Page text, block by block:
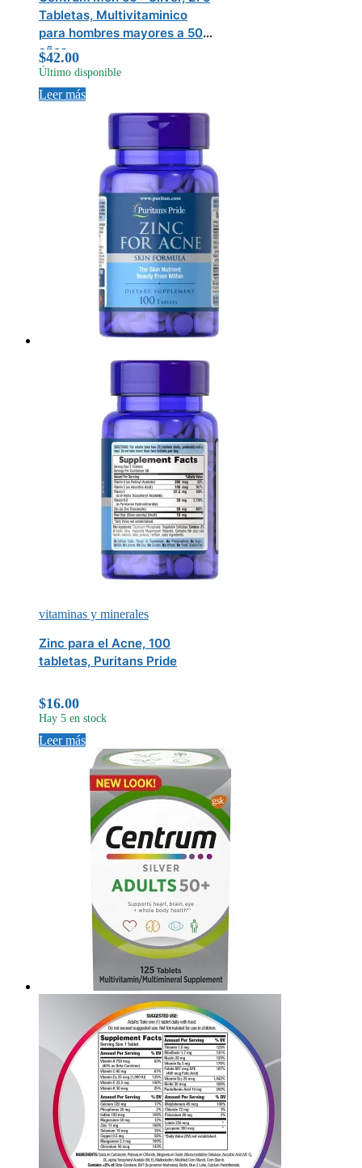
Tabletas, Multivitaminico
para hombres mayores a 50
años
$42.00
Último disponible
Leer más
vitaminas y minerales
Zinc para el Acne, 100
tabletas, Puritans Pride
$16.00
Hay 5 en stock
Leer más